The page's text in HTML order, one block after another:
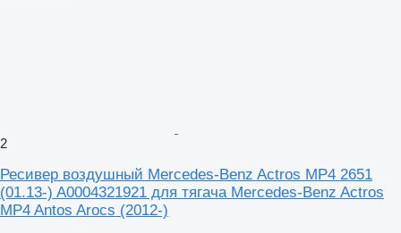
2
Ресивер воздушный Mercedes-Benz Actros MP4 2651
(01.13-) A0004321921 для тягача Mercedes-Benz Actros
MP4 Antos Arocs (2012-)